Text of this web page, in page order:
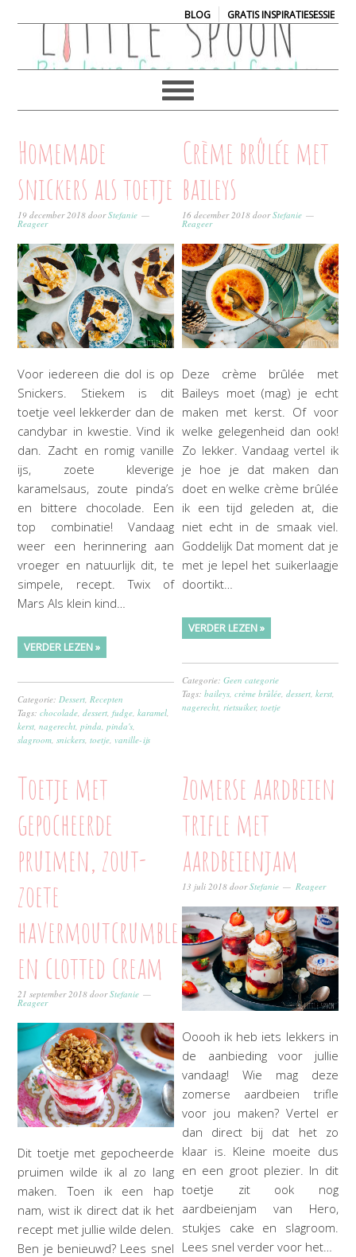
BLOG| GRATIS INSPIRATIESESSIE
Homemade
snickers als toetje
19 december 2018 doorStefanie
Reageer
Voor iedereen die dol is op
Snickers. Stiekem is dit
toetje veel lekkerder dan de
candybar in kwestie. Vind ik
dan. Zacht en romig vanille
ijs, zoete kleverige
karamelsaus, zoute pinda’s
en bittere chocolade. Een
top combinatie! Vandaag
weer een herinnering aan
vroeger en natuurlijk dit, te
simpele, recept. Twix of
Mars Als klein kind…
VERDER LEZEN »
Categorie: Dessert Recepten
Tags:chocolade ,dessert ,fudge ,karamel
kerst ,nagerecht ,pinda ,pinda's
slagroom ,snickers ,toetje vanille-ijs
Crème brûlée met
baileys
16 december 2018 doorStefanie
Reageer
Deze crème brûlée met
Baileys moet (mag) je echt
maken met kerst. Of voor
welke gelegenheid dan ook!
Zo lekker. Vandaag vertel ik
je hoe je dat maken dan
doet en welke crème brûlée
ik een tijd geleden at, die
niet echt in de smaak viel.
Goddelijk Dat moment dat je
met je lepel het suikerlaagje
doortikt…
VERDER LEZEN »
Categorie:Geen categorie
Tags:baileys ,crème brûlée ,dessert ,kerst
nagerecht rietsuiker,toetje
Toetje met
gepocheerde
pruimen, zout-
zoete
havermoutcrumble
en clotted cream
21 september 2018 doorStefanie
Reageer
Dit toetje met gepocheerde
pruimen wilde ik al zo lang
maken. Toen ik een hap
nam, wist ik direct dat ik het
recept met jullie wilde delen.
Ben je benieuwd? Lees snel
Zomerse aardbeien
trifle met
aardbeienjam
13 juli 2018 doorStefanie Reageer
Ooooh ik heb iets lekkers in
de aanbieding voor jullie
vandaag! Wie mag deze
zomerse aardbeien trifle
voor jou maken? Vertel er
dan direct bij dat het zo
klaar is. Kleine moeite dus
en een groot plezier. In dit
toetje zit ook nog
aardbeienjam van Hero,
stukjes cake en slagroom.
Lees snel verder voor het…